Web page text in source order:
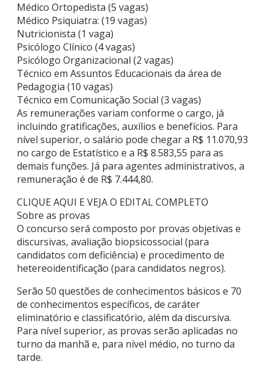
Médico Ortopedista (5 vagas)
Médico Psiquiatra: (19 vagas)
Nutricionista (1 vaga)
Psicólogo Clínico (4 vagas)
Psicólogo Organizacional (2 vagas)
Técnico em Assuntos Educacionais da área de
Pedagogia (10 vagas)
Técnico em Comunicação Social (3 vagas)
As remunerações variam conforme o cargo, já
incluindo gratificações, auxílios e benefícios. Para
nível superior, o salário pode chegar a R$ 11.070,93
no cargo de Estatístico e a R$ 8.583,55 para as
demais funções. Já para agentes administrativos, a
remuneração é de R$ 7.444,80.
CLIQUE AQUI E VEJA O EDITAL COMPLETO
Sobre as provas
O concurso será composto por provas objetivas e
discursivas, avaliação biopsicossocial (para
candidatos com deficiência) e procedimento de
hetereoidentificação (para candidatos negros).
Serão 50 questões de conhecimentos básicos e 70
de conhecimentos específicos, de caráter
eliminatório e classificatório, além da discursiva.
Para nível superior, as provas serão aplicadas no
turno da manhã e, para nível médio, no turno da
tarde.